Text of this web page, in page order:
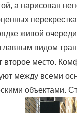
а нарисован
живой
видом
второе место.
между всеми
объектами.